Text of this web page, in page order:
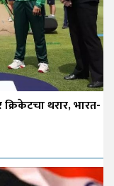
थरार, भारत-